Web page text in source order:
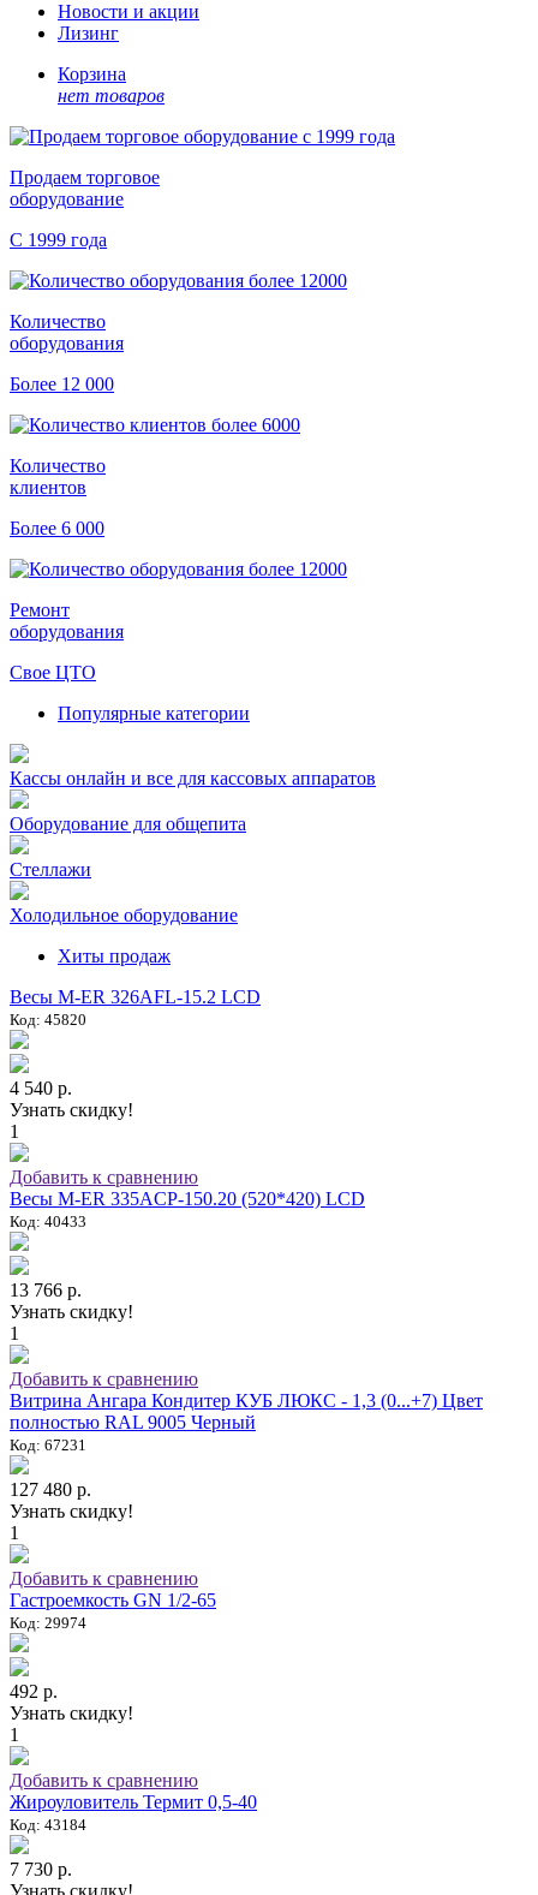
Новости и акции
Лизинг
Корзина
нет товаров
Продаем торговое
оборудование
С 1999 года
Количество
оборудования
Более 12 000
Количество
клиентов
Более 6 000
Ремонт
оборудования
Свое ЦТО
Популярные категории
Кассы онлайн и все для кассовых аппаратов
Оборудование для общепита
Стеллажи
Холодильное оборудование
Хиты продаж
Весы M-ER 326AFL-15.2 LCD
Код: 45820
4 540 р.
Узнать скидку!
1
Добавить к сравнению
Весы M-ER 335ACP-150.20 (520*420) LCD
Код: 40433
13 766 р.
Узнать скидку!
1
Добавить к сравнению
Витрина Ангара Кондитер КУБ ЛЮКС - 1,3 (0...+7) Цвет
полностью RAL 9005 Черный
Код: 67231
127 480 р.
Узнать скидку!
1
Добавить к сравнению
Гастроемкость GN 1/2-65
Код: 29974
492 р.
Узнать скидку!
1
Добавить к сравнению
Жироуловитель Термит 0,5-40
Код: 43184
7 730 р.
Узнать скидку!